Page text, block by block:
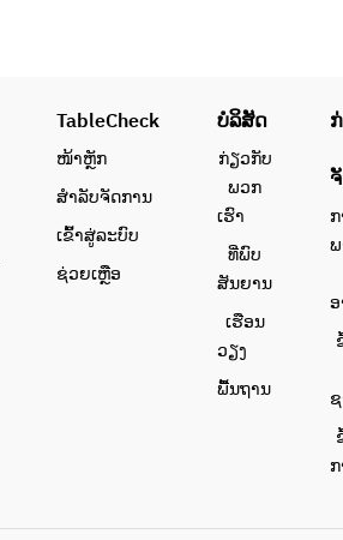
TableCheck
ໜ້າຫຼັກ
ສຳລັບຈັດການ
ເຂົ້າສູ່ລະບົບ
ຊ່ວຍເຫຼືອ
ບໍລິສັດ
ກ່ຽວກັບ
ພວກ
ເຮົາ
ທີ່ພົບ
ສັນຍານ
ເຮືອນ
ວຽງ
ພື້ນຖານ